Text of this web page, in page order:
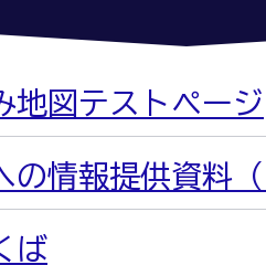
地図テストページ
の情報提供資料
ば